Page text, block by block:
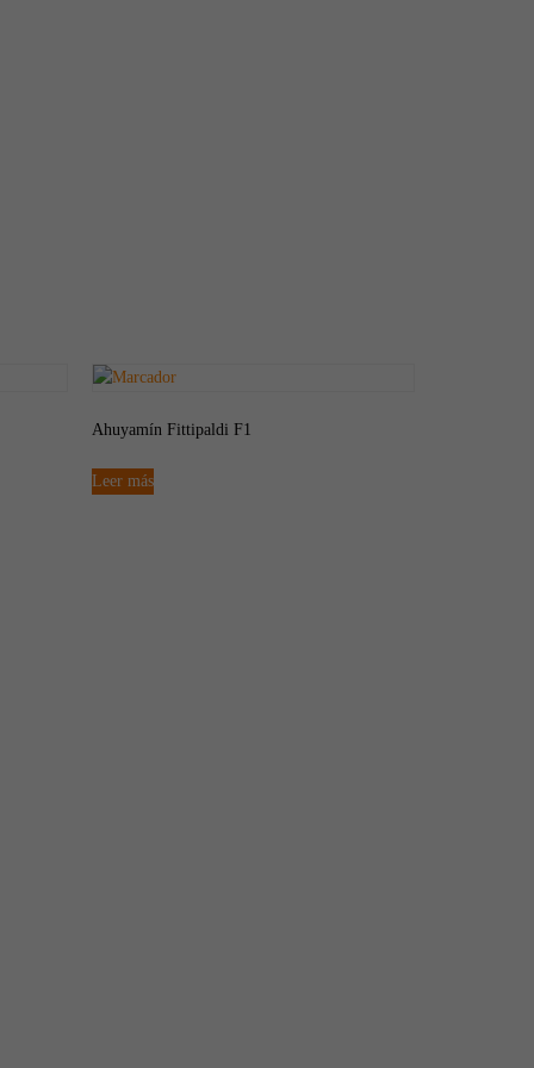
Ahuyamín Fittipaldi F1
Leer más